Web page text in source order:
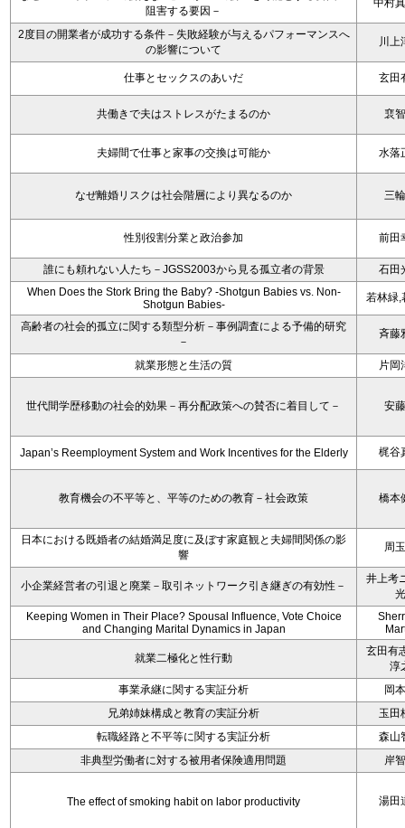
阻害する要因－
中村
2度目の開業者が成功する条件－失敗経験が与えるパフォーマンスへ
の影響について
川上
仕事とセックスのあいだ 玄田
共働きで夫はストレスがたまるのか 裵
夫婦間で仕事と家事の交換は可能か 水落
なぜ離婚リスクは社会階層により異なるのか 三
性別役割分業と政治参加 前田
誰にも頼れない人たち－JGSS2003から見る孤立者の背景
石田
When Does the Stork Bring the Baby? -Shotgun Babies vs. Non-
Shotgun Babies-
若林緑,
高齢者の社会的孤立に関する類型分析－事例調査による予備的研究
－
斉藤
就業形態と生活の質 片岡
世代間学歴移動の社会的効果－再分配政策への賛否に着目して－ 安
Japan’s Reemployment System and Work Incentives for the Elderly 梶谷
教育機会の不平等と、平等のための教育－社会政策 橋本
日本における既婚者の結婚満足度に及ぼす家庭観と夫婦間関係の影
響
周
小企業経営者の引退と廃業－取引ネットワーク引き継ぎの有効性－
井上考
光
Keeping Women in Their Place? Spousal Influence, Vote Choice
and Changing Marital Dynamics in Japan
就業二極化と性行動
玄田有
淳
事業承継に関する実証分析
岡
兄弟姉妹構成と教育の実証分析
玉田
転職経路と不平等に関する実証分析
森山
非典型労働者に対する被用者保険適用問題
岸
The effect of smoking habit on labor productivity 湯田